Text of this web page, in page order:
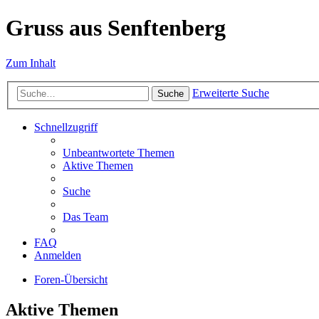
Gruss aus Senftenberg
Zum Inhalt
Suche Erweiterte Suche
Schnellzugriff
Unbeantwortete Themen
Aktive Themen
Suche
Das Team
FAQ
Anmelden
Foren-Übersicht
Aktive Themen